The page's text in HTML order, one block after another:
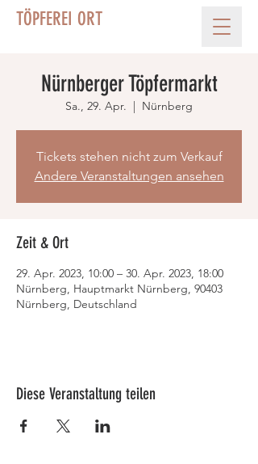
TÖPFEREI ORT
Nürnberger Töpfermarkt
Sa., 29. Apr.
  |
Nürnberg
Tickets stehen nicht zum Verkauf
Andere Veranstaltungen ansehen
Zeit & Ort
29. Apr. 2023, 10:00 – 30. Apr. 2023, 18:00
Nürnberg, Hauptmarkt Nürnberg, 90403
Nürnberg, Deutschland
Diese Veranstaltung teilen